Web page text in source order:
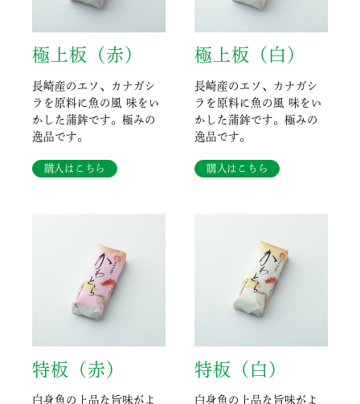
極上板（赤）
長崎産のエソ、カナガシ
ラを原料に魚の風 味をい
かした蒲鉾です。極みの
逸品です。
購入はこちら
極上板（白）
長崎産のエソ、カナガシ
ラを原料に魚の風 味をい
かした蒲鉾です。極みの
逸品です。
購入はこちら
特板（赤）
白身魚の上品な旨味がよ
特板（白）
白身魚の上品な旨味がよ